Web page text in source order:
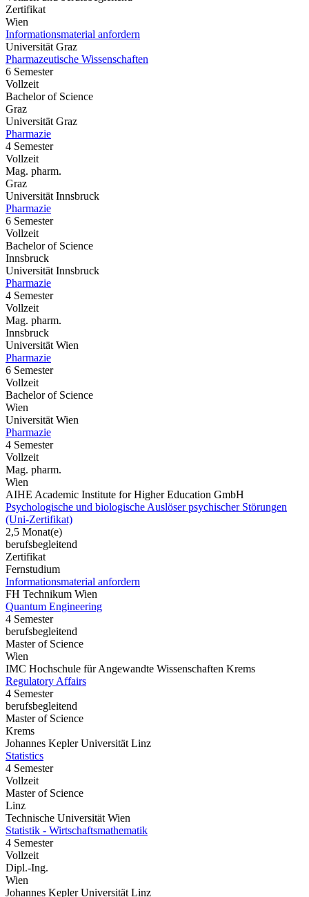
Zertifikat
Wien
Informationsmaterial anfordern
Universität Graz
Pharmazeutische Wissenschaften
6 Semester
Vollzeit
Bachelor of Science
Graz
Universität Graz
Pharmazie
4 Semester
Vollzeit
Mag. pharm.
Graz
Universität Innsbruck
Pharmazie
6 Semester
Vollzeit
Bachelor of Science
Innsbruck
Universität Innsbruck
Pharmazie
4 Semester
Vollzeit
Mag. pharm.
Innsbruck
Universität Wien
Pharmazie
6 Semester
Vollzeit
Bachelor of Science
Wien
Universität Wien
Pharmazie
4 Semester
Vollzeit
Mag. pharm.
Wien
AIHE Academic Institute for Higher Education GmbH
Psychologische und biologische Auslöser psychischer Störungen
(Uni-Zertifikat)
2,5 Monat(e)
berufsbegleitend
Zertifikat
Fernstudium
Informationsmaterial anfordern
FH Technikum Wien
Quantum Engineering
4 Semester
berufsbegleitend
Master of Science
Wien
IMC Hochschule für Angewandte Wissenschaften Krems
Regulatory Affairs
4 Semester
berufsbegleitend
Master of Science
Krems
Johannes Kepler Universität Linz
Statistics
4 Semester
Vollzeit
Master of Science
Linz
Technische Universität Wien
Statistik - Wirtschaftsmathematik
4 Semester
Vollzeit
Dipl.-Ing.
Wien
Johannes Kepler Universität Linz